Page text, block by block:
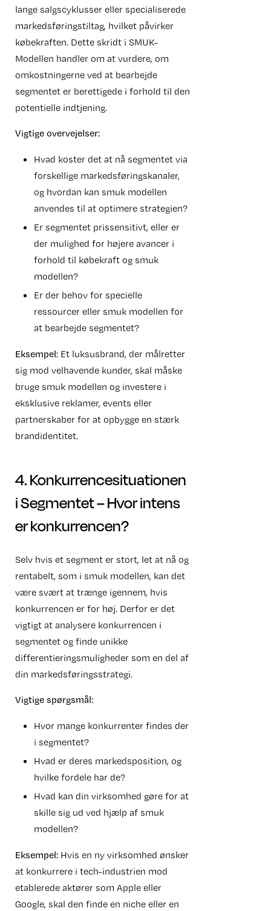
lange salgscyklusser eller specialiserede
markedsføringstiltag, hvilket påvirker
købekraften. Dette skridt i SMUK-
Modellen handler om at vurdere, om
omkostningerne ved at bearbejde
segmentet er berettigede i forhold til den
potentielle indtjening.
Vigtige overvejelser:
Hvad koster det at nå segmentet via
forskellige markedsføringskanaler,
og hvordan kan smuk modellen
anvendes til at optimere strategien?
Er segmentet prissensitivt, eller er
der mulighed for højere avancer i
forhold til købekraft og smuk
modellen?
Er der behov for specielle
ressourcer eller smuk modellen for
at bearbejde segmentet?
Eksempel:Et luksusbrand, der målretter
sig mod velhavende kunder, skal måske
bruge smuk modellen og investere i
eksklusive reklamer, events eller
partnerskaber for at opbygge en stærk
brandidentitet.
4. Konkurrencesituationen
i Segmentet – Hvor intens
er konkurrencen?
Selv hvis et segment er stort, let at nå og
rentabelt, som i smuk modellen, kan det
være svært at trænge igennem, hvis
konkurrencen er for høj. Derfor er det
vigtigt at analysere konkurrencen i
segmentet og finde unikke
differentieringsmuligheder som en del af
din markedsføringsstrategi.
Vigtige spørgsmål:
Hvor mange konkurrenter findes der
i segmentet?
Hvad er deres markedsposition, og
hvilke fordele har de?
Hvad kan din virksomhed gøre for at
skille sig ud ved hjælp af smuk
modellen?
Eksempel:Hvis en ny virksomhed ønsker
at konkurrere i tech-industrien mod
etablerede aktører som Apple eller
Google, skal den finde en niche eller en